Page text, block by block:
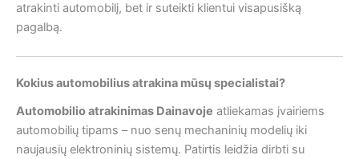
atrakinti automobilį, bet ir suteikti klientui visapusišką
pagalbą.
Kokius automobilius atrakina mūsų specialistai?
Automobilio atrakinimas Dainavoje atliekamas įvairiems
automobilių tipams – nuo senų mechaninių modelių iki
naujausių elektroninių sistemų. Patirtis leidžia dirbti su